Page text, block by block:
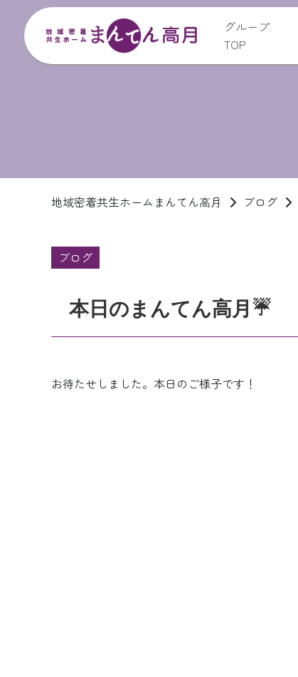
グループ
TOP
地域密着共生ホームまんてん高月 ブログ
ブログ
本日のまんてん高月☔
お待たせしました。本日のご様子です！